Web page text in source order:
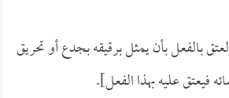
بالفعل بأن يمثل برقيقه بجدع أو تحريق
فيعتق عليه بهذا الفعل].